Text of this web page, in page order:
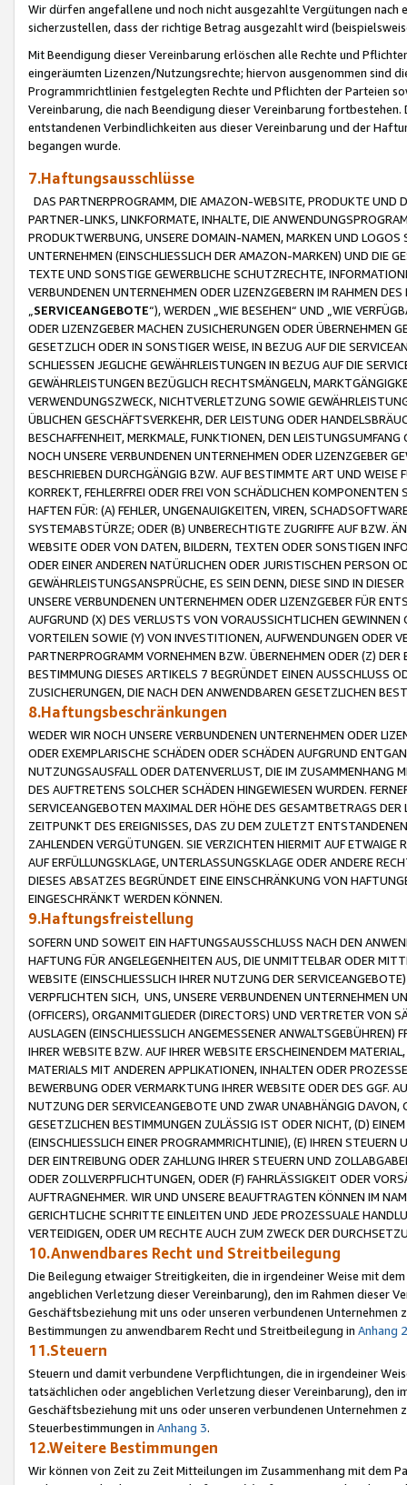
Wir dürfen angefallene und noch nicht ausgezahlte Vergütungen
sicherzustellen, dass der richtige Betrag ausgezahlt wird
Mit Beendigung dieser Vereinbarung erlöschen alle Rechte und
eingeräumten Lizenzen/Nutzungsrechte; hiervon ausgenommen sind
Programmrichtlinien festgelegten Rechte und Pflichten der Parteien
Vereinbarung, die nach Beendigung dieser Vereinbarung
entstandenen Verbindlichkeiten aus dieser Vereinbarung und der
begangen wurde.
7.Haftungsausschlüsse
DAS PARTNERPROGRAMM, DIE AMAZON-WEBSITE, PRODUKTE UND
PARTNER-LINKS, LINKFORMATE, INHALTE, DIE
PRODUKTWERBUNG, UNSERE DOMAIN-NAMEN, MARKEN UND
UNTERNEHMEN (EINSCHLIESSLICH DER AMAZON-MARKEN) UND DIE
TEXTE UND SONSTIGE GEWERBLICHE SCHUTZRECHTE,
VERBUNDENEN UNTERNEHMEN ODER LIZENZGEBERN IM RAHMEN
SERVICEANGEBOTE“), WERDEN „WIE BESEHEN“ UND „WIE
ODER LIZENZGEBER MACHEN ZUSICHERUNGEN ODER ÜBERNEHMEN
GESETZLICH ODER IN SONSTIGER WEISE, IN BEZUG AUF DIE
SCHLIESSEN JEGLICHE GEWÄHRLEISTUNGEN IN BEZUG AUF DIE
GEWÄHRLEISTUNGEN BEZÜGLICH RECHTSMÄNGELN,
VERWENDUNGSZWECK, NICHTVERLETZUNG SOWIE
ÜBLICHEN GESCHÄFTSVERKEHR, DER LEISTUNG ODER
BESCHAFFENHEIT, MERKMALE, FUNKTIONEN, DEN
NOCH UNSERE VERBUNDENEN UNTERNEHMEN ODER LIZENZGEBER
BESCHRIEBEN DURCHGÄNGIG BZW. AUF BESTIMMTE ART UND
KORREKT, FEHLERFREI ODER FREI VON SCHÄDLICHEN
HAFTEN FÜR: (A) FEHLER, UNGENAUIGKEITEN, VIREN,
SYSTEMABSTÜRZE; ODER (B) UNBERECHTIGTE ZUGRIFFE AUF BZW.
WEBSITE ODER VON DATEN, BILDERN, TEXTEN ODER SONSTIGEN
ODER EINER ANDEREN NATÜRLICHEN ODER JURISTISCHEN PERSON
GEWÄHRLEISTUNGSANSPRÜCHE, ES SEIN DENN, DIESE SIND IN
UNSERE VERBUNDENEN UNTERNEHMEN ODER LIZENZGEBER FÜR
AUFGRUND (X) DES VERLUSTS VON VORAUSSICHTLICHEN
VORTEILEN SOWIE (Y) VON INVESTITIONEN, AUFWENDUNGEN ODER
PARTNERPROGRAMM VORNEHMEN BZW. ÜBERNEHMEN ODER (Z)
BESTIMMUNG DIESES ARTIKELS 7 BEGRÜNDET EINEN AUSSCHLUSS
ZUSICHERUNGEN, DIE NACH DEN ANWENDBAREN GESETZLICHEN
8.Haftungsbeschränkungen
WEDER WIR NOCH UNSERE VERBUNDENEN UNTERNEHMEN ODER
ODER EXEMPLARISCHE SCHÄDEN ODER SCHÄDEN AUFGRUND
NUTZUNGSAUSFALL ODER DATENVERLUST, DIE IM ZUSAMMENHANG
DES AUFTRETENS SOLCHER SCHÄDEN HINGEWIESEN WURDEN.
SERVICEANGEBOTEN MAXIMAL DER HÖHE DES GESAMTBETRAGS
ZEITPUNKT DES EREIGNISSES, DAS ZU DEM ZULETZT
ZAHLENDEN VERGÜTUNGEN. SIE VERZICHTEN HIERMIT AUF
AUF ERFÜLLUNGSKLAGE, UNTERLASSUNGSKLAGE ODER ANDERE
DIESES ABSATZES BEGRÜNDET EINE EINSCHRÄNKUNG VON
EINGESCHRÄNKT WERDEN KÖNNEN.
9.Haftungsfreistellung
SOFERN UND SOWEIT EIN HAFTUNGSAUSSCHLUSS NACH DEN
HAFTUNG FÜR ANGELEGENHEITEN AUS, DIE UNMITTELBAR ODER
WEBSITE (EINSCHLIESSLICH IHRER NUTZUNG DER
VERPFLICHTEN SICH, UNS, UNSERE VERBUNDENEN UNTERNEHMEN
(OFFICERS), ORGANMITGLIEDER (DIRECTORS) UND VERTRETER VON
AUSLAGEN (EINSCHLIESSLICH ANGEMESSENER
IHRER WEBSITE BZW. AUF IHRER WEBSITE ERSCHEINENDEM
MATERIALS MIT ANDEREN APPLIKATIONEN, INHALTEN ODER
BEWERBUNG ODER VERMARKTUNG IHRER WEBSITE ODER DES GGF.
NUTZUNG DER SERVICEANGEBOTE UND ZWAR UNABHÄNGIG
GESETZLICHEN BESTIMMUNGEN ZULÄSSIG IST ODER NICHT, (D)
(EINSCHLIESSLICH EINER PROGRAMMRICHTLINIE), (E) IHREN
DER EINTREIBUNG ODER ZAHLUNG IHRER STEUERN UND
ODER ZOLLVERPFLICHTUNGEN, ODER (F) FAHRLÄSSIGKEIT ODER
AUFTRAGNEHMER. WIR UND UNSERE BEAUFTRAGTEN KÖNNEN IM
GERICHTLICHE SCHRITTE EINLEITEN UND JEDE PROZESSUALE
VERTEIDIGEN, ODER UM RECHTE AUCH ZUM ZWECK DER
10.Anwendbares Recht und Streitbeilegung
Die Beilegung etwaiger Streitigkeiten, die in irgendeiner Weise mit
angeblichen Verletzung dieser Vereinbarung), den im Rahmen dieser
Geschäftsbeziehung mit uns oder unseren verbundenen
Bestimmungen zu anwendbarem Recht und Streitbeilegung in Anhang 2
11.Steuern
Steuern und damit verbundene Verpflichtungen, die in irgendeiner
tatsächlichen oder angeblichen Verletzung dieser Vereinbarung), den
Geschäftsbeziehung mit uns oder unseren verbundenen
Steuerbestimmungen in Anhang 3.
12.Weitere Bestimmungen
Wir können von Zeit zu Zeit Mitteilungen im Zusammenhang mit dem